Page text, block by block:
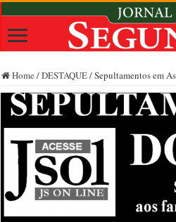
Home /DESTAQUE/Sepultamentos em